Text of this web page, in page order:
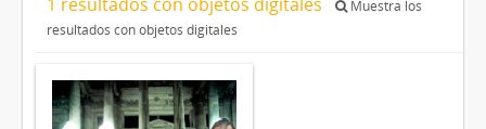
Muestra los
resultados con objetos digitales